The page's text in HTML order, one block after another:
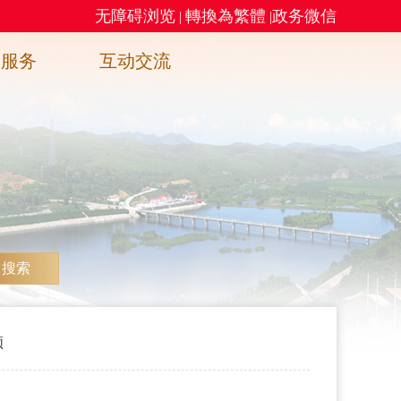
无障碍浏览 | 轉換為繁體 |政务微信
务 互动交流
搜索